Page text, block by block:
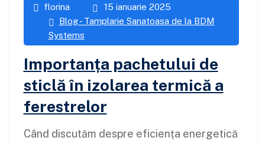
florina
15 ianuarie 2025
Blog - Tamplarie Sanatoasa de la BDM
Systems
Importanța pachetului de
sticlă în izolarea termică a
ferestrelor
Când discutăm despre eficiența energetică